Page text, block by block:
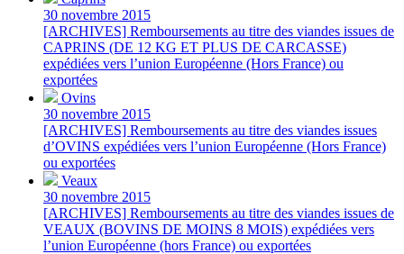
30 novembre 2015
[ARCHIVES] Remboursements au titre des viandes issues de
CAPRINS (DE 12 KG ET PLUS DE CARCASSE)
expédiées vers l’union Européenne (Hors France) ou
exportées
Ovins
30 novembre 2015
[ARCHIVES] Remboursements au titre des viandes issues
d’OVINS expédiées vers l’union Européenne (Hors France)
ou exportées
Veaux
30 novembre 2015
[ARCHIVES] Remboursements au titre des viandes issues de
VEAUX (BOVINS DE MOINS 8 MOIS) expédiées vers
l’union Européenne (hors France) ou exportées